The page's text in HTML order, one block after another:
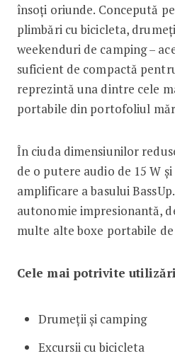
însoți oriunde. Concepută
plimbări cu bicicleta,
weekenduri de camping –
suficient de compactă
reprezintă una dintre cele
portabile din portofoliul
În ciuda dimensiunilor
de o putere audio de 15 W
amplificare a basului
autonomie impresionantă,
multe alte boxe portabile de
Cele mai potrivite utilizări
Drumeții și camping
Excursii cu bicicleta